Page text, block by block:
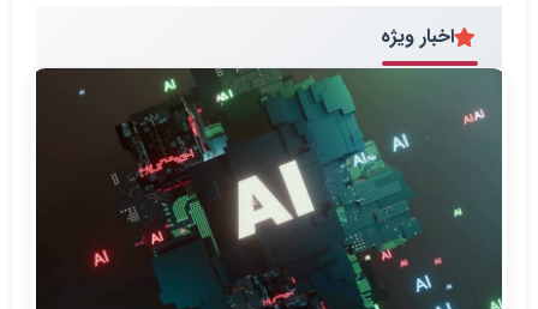
اخبار ویژه